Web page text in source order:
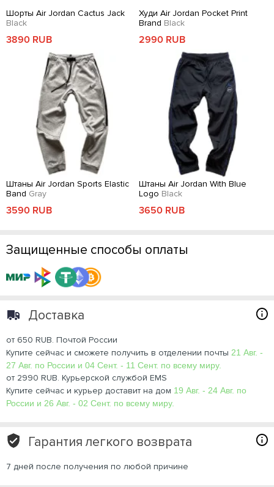
Шорты Air Jordan Cactus Jack
Black
3890 RUB
Худи Air Jordan Pocket Print
Brand Black
2990 RUB
Штаны Air Jordan Sports Elastic
Band Gray
3590 RUB
Штаны Air Jordan With Blue
Logo Black
3650 RUB
Защищенные способы оплаты
Доставка
от 650 RUB. Почтой России
Купите сейчас и сможете получить в отделении почты 21 Авг. -
27 Авг. по России и 04 Сент. - 11 Сент. по всему миру.
от 2990 RUB. Курьерской службой EMS
Купите сейчас и курьер доставит на дом 19 Авг. - 24 Авг. по
России и 26 Авг. - 02 Сент. по всему миру.
Гарантия легкого возврата
7 дней после получения по любой причине